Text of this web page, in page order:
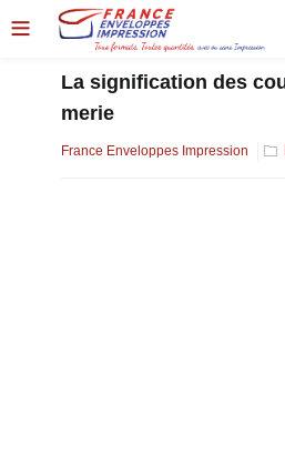
La signification des
merie
France Enveloppes Impression